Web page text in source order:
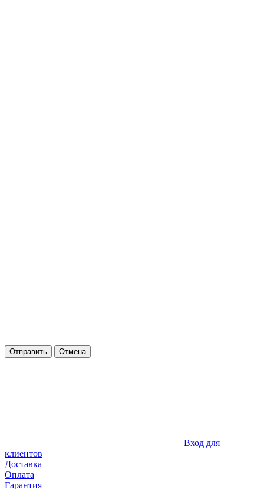
Отправить Отмена
Вход для
клиентов
Доставка
Оплата
Гарантия